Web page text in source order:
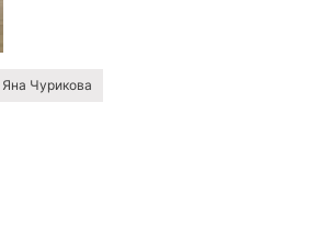
Яна Чурикова